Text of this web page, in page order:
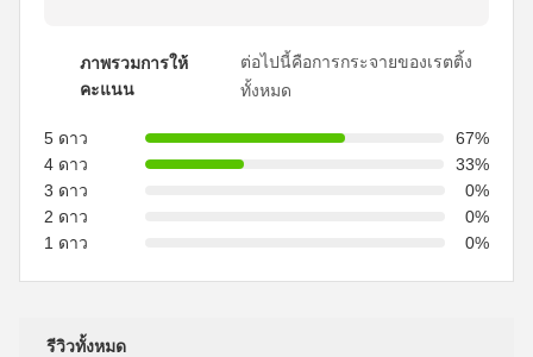
ภาพรวมการให้
คะแนน
ต่อไปนี้คือการกระจายของเรตติ้ง
ทั้งหมด
5 ดาว
67%
4 ดาว
33%
3 ดาว
0%
2 ดาว
0%
1 ดาว
0%
รีวิวทั้งหมด